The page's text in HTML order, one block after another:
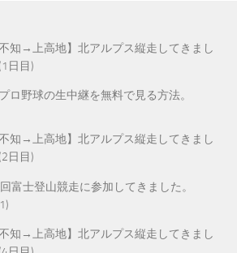
不知→上高地】北アルプス縦走してきまし
日目)
ロ野球の生中継を無料で見る方法。
不知→上高地】北アルプス縦走してきまし
日目)
富士登山競走に参加してきました。
不知→上高地】北アルプス縦走してきまし